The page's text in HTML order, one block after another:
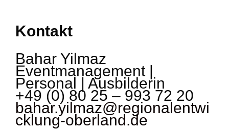
Kontakt
Bahar Yilmaz
Eventmanagement |
Personal | Ausbilderin
+49 (0) 80 25 – 993 72 20
bahar.yilmaz@regionalentwi
cklung-oberland.de